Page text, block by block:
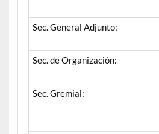
Sec. General Adjunto:
Sec. de Organización:
Sec. Gremial: